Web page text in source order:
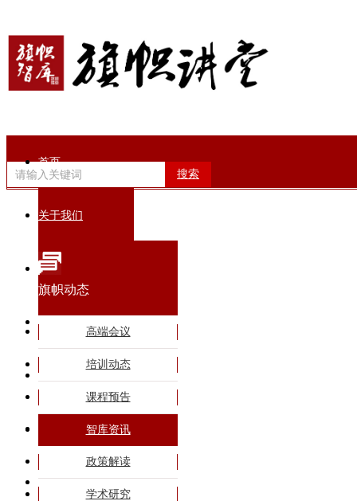
搜索
首页
关于我们
旗帜动态
智库专家
旗帜课程
商务合作
旗帜动态
高端会议
培训动态
课程预告
智库资讯
政策解读
学术研究